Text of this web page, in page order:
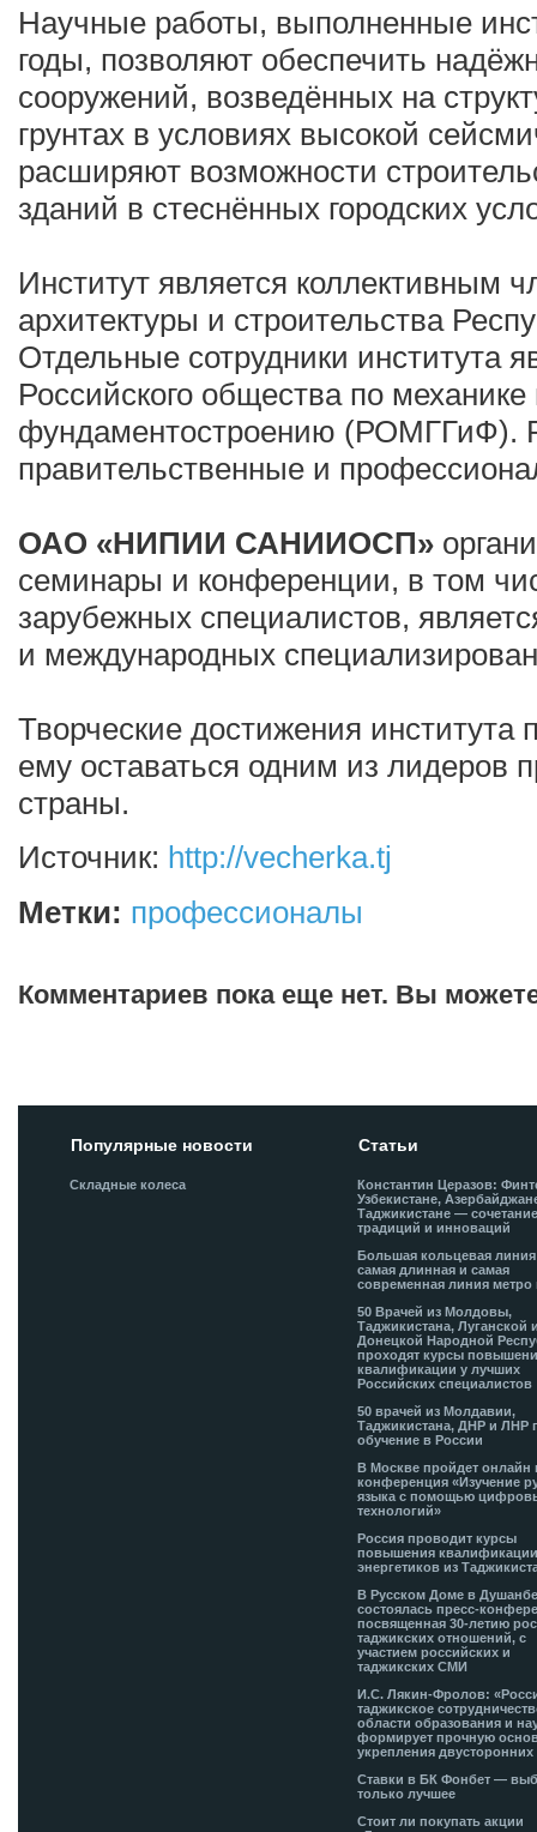
Научные работы, выполненные
годы, позволяют обеспечить
сооружений, возведённых на
грунтах в условиях высокой
расширяют возможности
зданий в стеснённых городских
Институт является коллективным
архитектуры и строительства
Отдельные сотрудники института
Российского общества по механике
фундаментостроению (РОМГГиФ).
правительственные и
ОАО «НИПИИ САНИИОСП»
семинары и конференции, в том
зарубежных специалистов,
и международных
Творческие достижения института
ему оставаться одним из лидеров
страны.
Источник: http://vecherka.tj
Метки: профессионалы
Комментариев пока еще нет. Вы
Популярные новости
Складные колеса
Статьи
Константин Церазов:
Узбекистане,
Таджикистане —
традиций и инноваций
Большая кольцевая
самая длинная и самая
современная линия метро
50 Врачей из Молдовы,
Таджикистана, Луганской
Донецкой Народной
проходят курсы
квалификации у лучших
Российских специалистов
50 врачей из Молдавии,
Таджикистана, ДНР и ЛНР
обучение в России
В Москве пройдет онлайн
конференция «Изучение
языка с помощью
технологий»
Россия проводит курсы
повышения
энергетиков из
В Русском Доме в
состоялась пресс-
посвященная 30-летию
таджикских отношений, с
участием российских и
таджикских СМИ
И.С. Лякин-Фролов:
таджикское
области образования и
формирует прочную
укрепления двусторонних
Ставки в БК Фонбет —
только лучшее
Стоит ли покупать акции